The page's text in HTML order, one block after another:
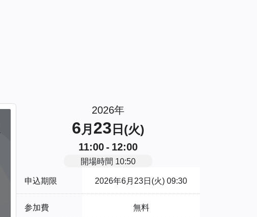
2026年
6月23日(火)
11:00 - 12:00
開場時間 10:50
申込期限
2026年6月23日(火) 09:30
参加費 無料